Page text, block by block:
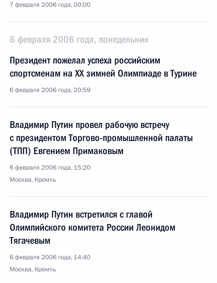
7 февраля 2006 года, 00:00
6 февраля 2006 года, понедельник
Президент пожелал успеха российским
спортсменам на XX зимней Олимпиаде в Турине
6 февраля 2006 года, 20:59
Владимир Путин провел рабочую встречу
с президентом Торгово-промышленной палаты
(ТПП) Евгением Примаковым
6 февраля 2006 года, 15:20
Москва, Кремль
Владимир Путин встретился с главой
Олимпийского комитета России Леонидом
Тягачевым
6 февраля 2006 года, 14:40
Москва, Кремль